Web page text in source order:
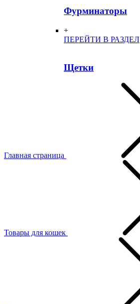
Фурминаторы
+
ПЕРЕЙТИ В РАЗДЕЛ
Щетки
Главная страница
Товары для кошек